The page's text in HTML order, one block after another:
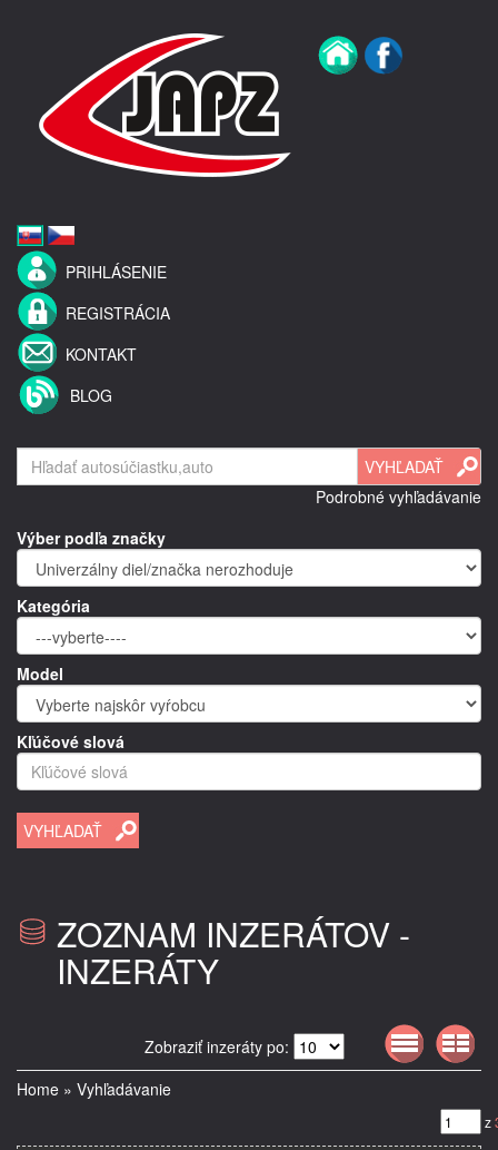
PRIHLÁSENIE
REGISTRÁCIA
KONTAKT
BLOG
Podrobné vyhľadávanie
Výber podľa značky
Kategória
Model
Kľúčové slová
ZOZNAM INZERÁTOV -
INZERÁTY
Zobraziť inzeráty po:
Home » Vyhľadávanie
z